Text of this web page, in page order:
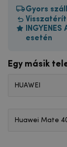
Gyors
esetén
Egy másik
HUAWEI
Huawei Mate